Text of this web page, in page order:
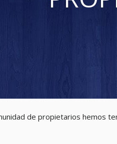
de propietarios hemos